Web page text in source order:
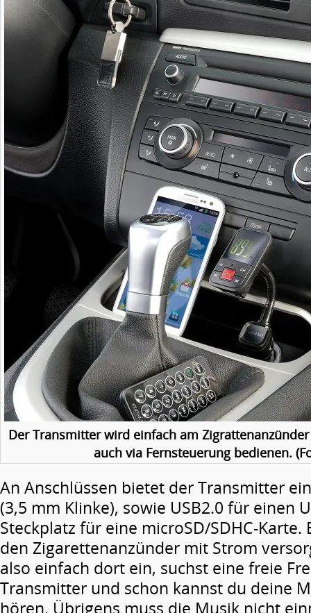
Der Transmitter wird einfach am
auch via Fernsteuerung bedienen.
An Anschlüssen bietet der Transmitter
(3,5 mm Klinke), sowie USB2.0 für einen
Steckplatz für eine microSD/SDHC-
den Zigarettenanzünder mit Strom
also einfach dort ein, suchst eine freie
Transmitter und schon kannst du deine
hören. Übrigens muss die Musik nicht